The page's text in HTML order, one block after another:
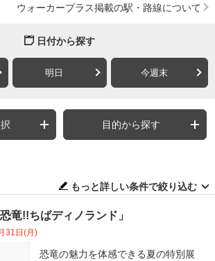
ウォーカープラス掲載の駅・路線について
日付から探す
明日 今週末
目的から探す
もっと詳しい条件で絞り込む
竜!!ちばディノランド」
31日(月)
恐竜の魅力を体感できる夏の特別展